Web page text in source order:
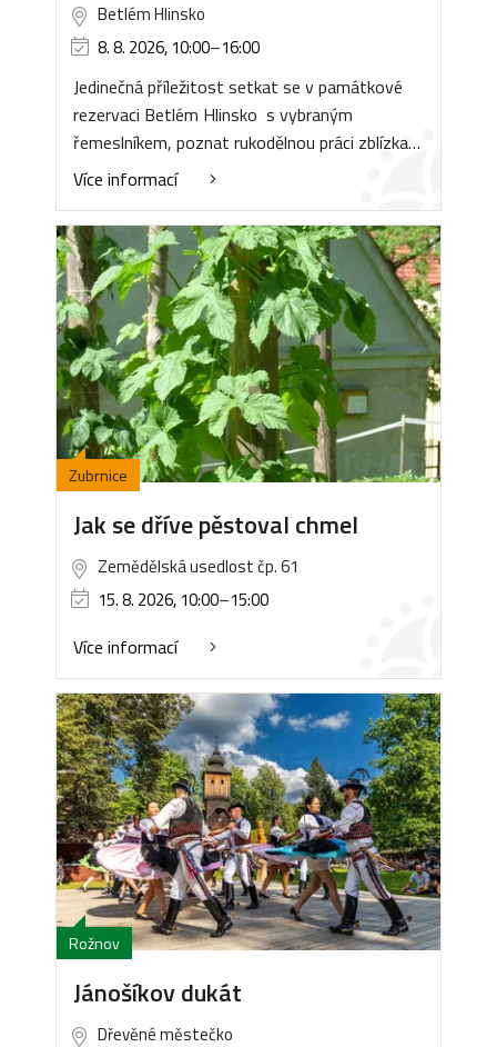
Betlém Hlinsko
8. 8. 2026, 10:00–16:00
Jedinečná příležitost setkat se v památkové
rezervaci Betlém Hlinsko s vybraným
řemeslníkem, poznat rukodělnou práci zblízka…
Více informací
Zubrnice
Jak se dříve pěstoval chmel
Zemědělská usedlost čp. 61
15. 8. 2026, 10:00–15:00
Více informací
Rožnov
Jánošíkov dukát
Dřevěné městečko